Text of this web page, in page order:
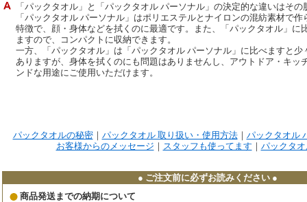
「パックタオル」と「パックタオル パーソナル」の決定的な違いはそ
「パックタオル パーソナル」はポリエステルとナイロンの混紡素材で
特徴で、顔・身体などを拭くのに最適です。また、「パックタオル」に
ますので、コンパクトに収納できます。
一方、「パックタオル」は「パックタオル パーソナル」に比べますと
ありますが、身体を拭くのにも問題はありませんし、アウトドア・キッ
ンドな用途にご使用いただけます。
パックタオルの秘密｜ パックタオル 取り扱い・使用方法｜ パックタオル
お客様からのメッセージ ｜ スタッフも使ってます ｜ パックタ
● ご注文前に必ずお読みください ●
商品発送までの納期について